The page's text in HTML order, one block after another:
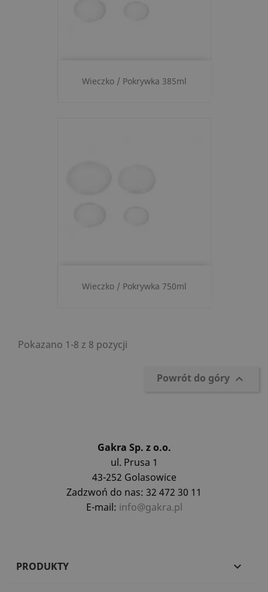
Wieczko / Pokrywka 385ml
Wieczko / Pokrywka 750ml
Pokazano 1-8 z 8 pozycji
Powrót do góry 
Gakra Sp. z o.o.
ul. Prusa 1
43-252 Golasowice
Zadzwoń do nas: 32 472 30 11
E-mail: info@gakra.pl
PRODUKTY 